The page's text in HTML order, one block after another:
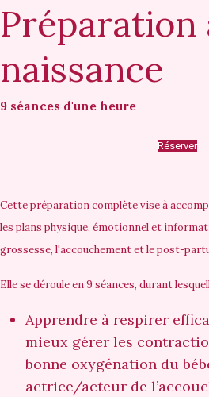
Préparation
naissance
9 séances d'une heure
Réserver
Cette préparation complète vise à
les plans physique, émotionnel et
grossesse, l'accouchement et le post-
Elle se déroule en 9 séances, durant
Apprendre à respirer
mieux gérer les
bonne oxygénation du
actrice/acteur de